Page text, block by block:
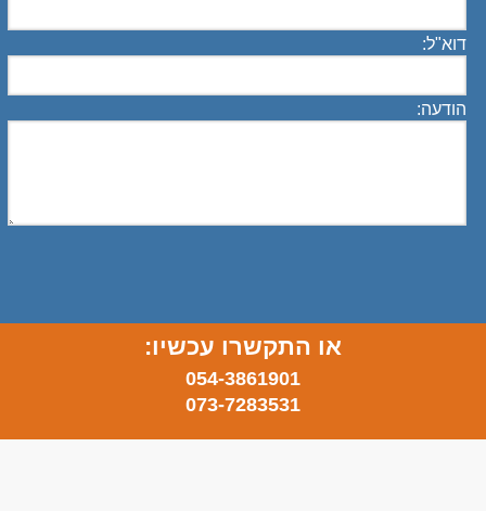
דוא"ל:
הודעה:
או התקשרו עכשיו:
054-3861901
073-7283531